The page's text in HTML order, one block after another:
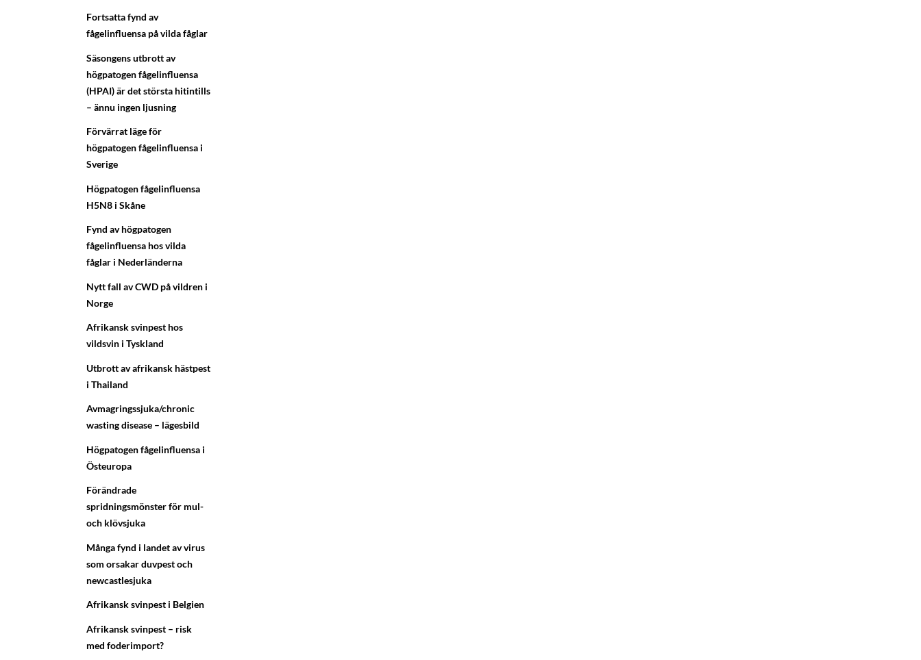
Fortsatta fynd av
fågelinfluensa på vilda fåglar
Säsongens utbrott av
högpatogen fågelinfluensa
(HPAI) är det största hitintills
– ännu ingen ljusning
Förvärrat läge för
högpatogen fågelinfluensa i
Sverige
Högpatogen fågelinfluensa
H5N8 i Skåne
Fynd av högpatogen
fågelinfluensa hos vilda
fåglar i Nederländerna
Nytt fall av CWD på vildren i
Norge
Afrikansk svinpest hos
vildsvin i Tyskland
Utbrott av afrikansk hästpest
i Thailand
Avmagringssjuka/chronic
wasting disease – lägesbild
Högpatogen fågelinfluensa i
Östeuropa
Förändrade
spridningsmönster för mul-
och klövsjuka
Många fynd i landet av virus
som orsakar duvpest och
newcastlesjuka
Afrikansk svinpest i Belgien
Afrikansk svinpest – risk
med foderimport?